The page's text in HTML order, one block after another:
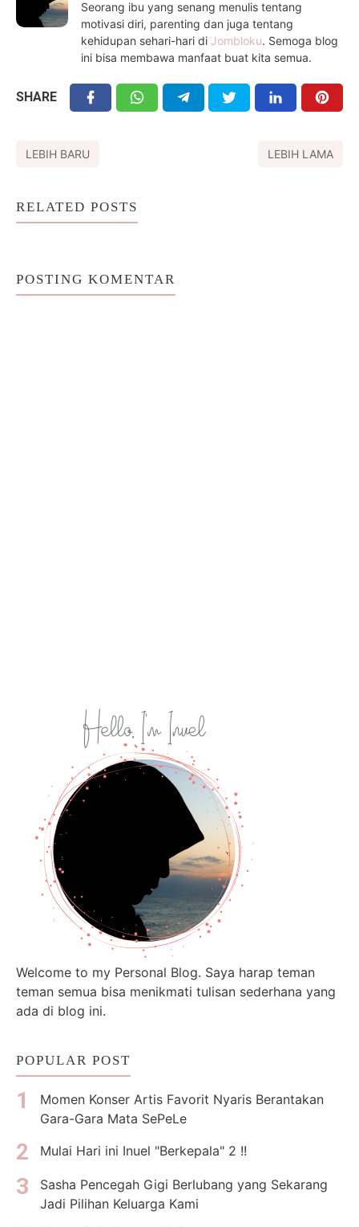
Seorang ibu yang senang menulis tentang
motivasi diri, parenting dan juga tentang
kehidupan sehari-hari di Jombloku. Semoga blog
ini bisa membawa manfaat buat kita semua.
SHARE
LEBIH BARU LEBIH LAMA
RELATED POSTS
POSTING KOMENTAR
Welcome to my Personal Blog. Saya harap teman
teman semua bisa menikmati tulisan sederhana yang
ada di blog ini.
POPULAR POST
Momen Konser Artis Favorit Nyaris Berantakan
Gara-Gara Mata SePeLe
Mulai Hari ini Inuel "Berkepala" 2 !!
Sasha Pencegah Gigi Berlubang yang Sekarang
Jadi Pilihan Keluarga Kami